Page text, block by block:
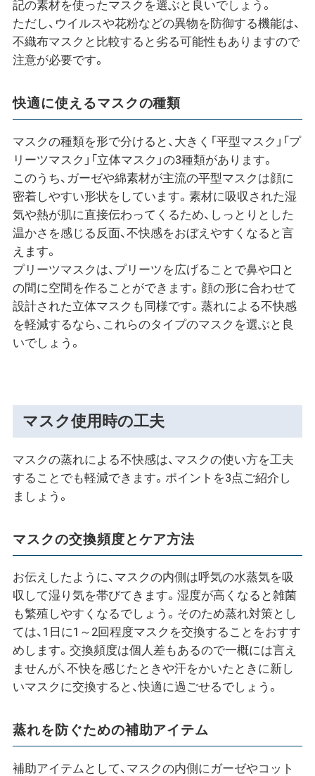
記の素材を使ったマスクを選ぶと良いでしょう。
ただし、ウイルスや花粉などの異物を防御する機能は、
不織布マスクと比較すると劣る可能性もありますので
注意が必要です。
快適に使えるマスクの種類
マスクの種類を形で分けると、大きく「平型マスク」「プ
リーツマスク」「立体マスク」の3種類があります。
このうち、ガーゼや綿素材が主流の平型マスクは顔に
密着しやすい形状をしています。素材に吸収された湿
気や熱が肌に直接伝わってくるため、しっとりとした
温かさを感じる反面、不快感をおぼえやすくなると言
えます。
プリーツマスクは、プリーツを広げることで鼻や口と
の間に空間を作ることができます。顔の形に合わせて
設計された立体マスクも同様です。蒸れによる不快感
を軽減するなら、これらのタイプのマスクを選ぶと良
いでしょう。
マスク使用時の工夫
マスクの蒸れによる不快感は、マスクの使い方を工夫
することでも軽減できます。ポイントを3点ご紹介し
ましょう。
マスクの交換頻度とケア方法
お伝えしたように、マスクの内側は呼気の水蒸気を吸
収して湿り気を帯びてきます。湿度が高くなると雑菌
も繁殖しやすくなるでしょう。そのため蒸れ対策とし
ては、1日に1～2回程度マスクを交換することをおすす
めします。交換頻度は個人差もあるので一概には言え
ませんが、不快を感じたときや汗をかいたときに新し
いマスクに交換すると、快適に過ごせるでしょう。
蒸れを防ぐための補助アイテム
補助アイテムとして、マスクの内側にガーゼやコット